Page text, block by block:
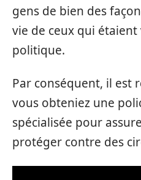
gens de bien des
vie de ceux qui
politique.
Par conséquent, il est
vous obteniez une
spécialisée pour
protéger contre des